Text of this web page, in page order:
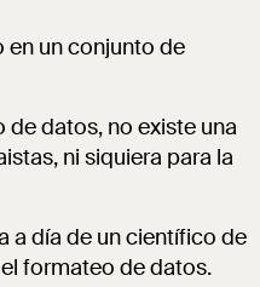
un conjunto de
datos, no existe una
ni siquiera para la
a día de un científico de
formateo de datos.